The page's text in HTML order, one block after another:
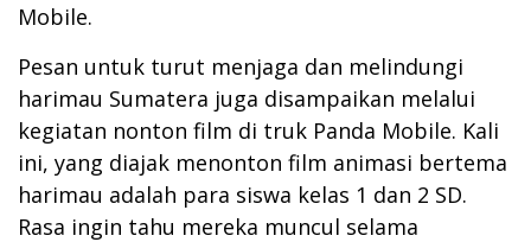
Mobile.
Pesan untuk turut menjaga dan melindungi
harimau Sumatera juga disampaikan melalui
kegiatan nonton film di truk Panda Mobile. Kali
ini, yang diajak menonton film animasi bertema
harimau adalah para siswa kelas 1 dan 2 SD.
Rasa ingin tahu mereka muncul selama